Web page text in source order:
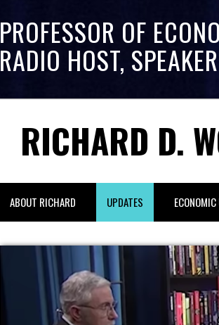
PROFESSOR OF
RADIO HOST, SPEAKER
RICHARD D.
ABOUT RICHARD UPDATES